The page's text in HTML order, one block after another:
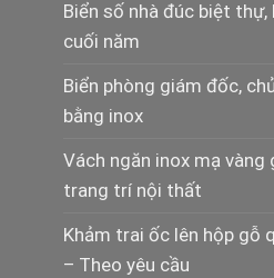
Biển số nhà đúc biệt thự,
cuối năm
Biển phòng giám đốc,
bằng inox
Vách ngăn inox mạ vàng
trang trí nội thất
Khảm trai ốc lên hộp gỗ
– Theo yêu cầu